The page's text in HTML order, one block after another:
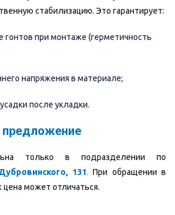
стабилизацию. Это гарантирует:
гонтов при монтаже (герметичность
напряжения в материале;
после укладки.
предложение
только в подразделении по
131. При обращении в
может отличаться.